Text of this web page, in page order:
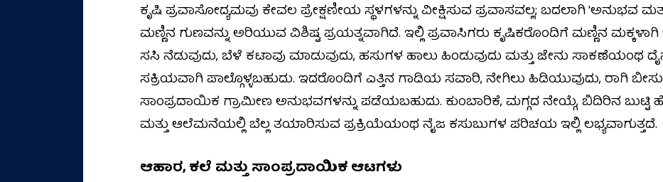
ಕೃಷಿ ಪ್ರವಾಸೋದ್ಯಮವು ಕೇವಲ ಪ್ರೇಕ್ಷಣೀಯ ಸ್ಥಳಗಳನ್ನು ವೀಕ್ಷಿಸುವ ಪ್ರವಾಸವಲ್ಲ; ಬದಲಾಗಿ 'ಅನುಭವ
ಮಣ್ಣಿನ ಗುಣವನ್ನು ಅರಿಯುವ ವಿಶಿಷ್ಟ ಪ್ರಯತ್ನವಾಗಿದೆ. ಇಲ್ಲಿ ಪ್ರವಾಸಿಗರು ಕೃಷಿಕರೊಂದಿಗೆ ಮಣ್ಣಿನ ಮಕ್ಕಳಾಗಿ
ಸಸಿ ನೆಡುವುದು, ಬೆಳೆ ಕಟಾವು ಮಾಡುವುದು, ಹಸುಗಳ ಹಾಲು ಹಿಂಡುವುದು ಮತ್ತು ಜೇನು ಸಾಕಣೆಯಂಥ
ಸಕ್ರಿಯವಾಗಿ ಪಾಲ್ಗೊಳ್ಳಬಹುದು. ಇದರೊಂದಿಗೆ ಎತ್ತಿನ ಗಾಡಿಯ ಸವಾರಿ, ನೇಗಿಲು ಹಿಡಿಯುವುದು, ರಾಗಿ
ಸಾಂಪ್ರದಾಯಿಕ ಗ್ರಾಮೀಣ ಅನುಭವಗಳನ್ನು ಪಡೆಯಬಹುದು. ಕುಂಬಾರಿಕೆ, ಮಗ್ಗದ ನೇಯ್ಗೆ, ಬಿದಿರಿನ ಬುಟ್ಟಿ
ಮತ್ತು ಆಲೆಮನೆಯಲ್ಲಿ ಬೆಲ್ಲ ತಯಾರಿಸುವ ಪ್ರಕ್ರಿಯೆಯಂಥ ನೈಜ ಕಸುಬುಗಳ ಪರಿಚಯ ಇಲ್ಲಿ ಲಭ್ಯವಾಗುತ್ತದೆ.
ಆಹಾರ, ಕಲೆ ಮತ್ತು ಸಾಂಪ್ರದಾಯಿಕ ಆಟಗಳು